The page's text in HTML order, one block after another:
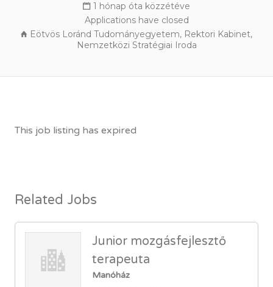
1 hónap óta közzétéve
Applications have closed
Eötvös Loránd Tudományegyetem, Rektori Kabinet,
Nemzetközi Stratégiai Iroda
This job listing has expired
Related Jobs
Junior mozgásfejlesztő
terapeuta
Manóház